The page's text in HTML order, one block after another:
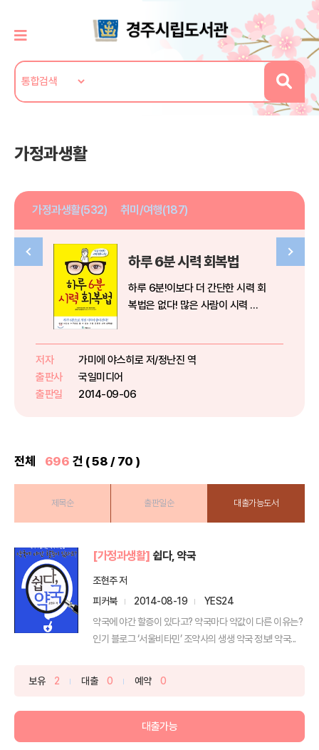
가정과생활
가정과생활(532) 취미/여행(187)
하루 6분 시력 회복법
하루 6분!이보다 더 간단한 시력 회
복법은 없다! 많은 사람이 시력 저
식 수술 등으로 시력 회복을 꾀한
을 하는 방법은 정말 없는 것일...
저자
가미에 야스히로 저/정난진 역
출판사
국일미디어
출판일
2014-09-06
전체 696 건 ( 58 / 70 )
제목순 출판일순 대출가능도서
[가정과생활] 쉽다, 약국
조현주 저
피커북
2014-08-19
YES24
약국에 야간 할증이 있다고? 약국마다 약값이 다른 이유는?
인기 블로그 ‘서울비타민’ 조약사의 생생 약국 정보! 약국...
보유 2 대출 0 예약 0
대출가능